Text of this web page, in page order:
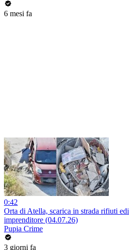
6 mesi fa
0:42
Orta di Atella, scarica in strada rifiuti
imprenditore (04.07.26)
Pupia Crime
3 giorni fa